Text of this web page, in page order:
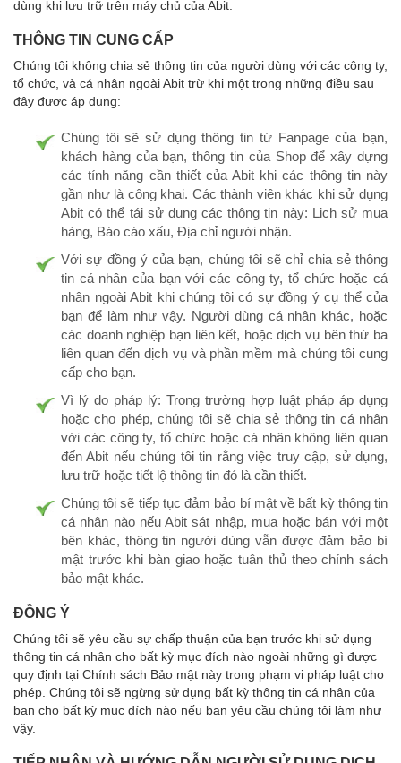
dùng khi lưu trữ trên máy chủ của Abit.
THÔNG TIN CUNG CẤP
Chúng tôi không chia sẻ thông tin của người dùng với các công ty,
tổ chức, và cá nhân ngoài Abit trừ khi một trong những điều sau
đây được áp dụng:
Chúng tôi sẽ sử dụng thông tin từ Fanpage của bạn,
khách hàng của bạn, thông tin của Shop để xây dựng
các tính năng cần thiết của Abit khi các thông tin này
gần như là công khai. Các thành viên khác khi sử dụng
Abit có thể tái sử dụng các thông tin này: Lịch sử mua
hàng, Báo cáo xấu, Địa chỉ người nhận.
Với sự đồng ý của bạn, chúng tôi sẽ chỉ chia sẻ thông
tin cá nhân của bạn với các công ty, tổ chức hoặc cá
nhân ngoài Abit khi chúng tôi có sự đồng ý cụ thể của
bạn để làm như vậy. Người dùng cá nhân khác, hoặc
các doanh nghiệp bạn liên kết, hoặc dịch vụ bên thứ ba
liên quan đến dịch vụ và phần mềm mà chúng tôi cung
cấp cho bạn.
Vì lý do pháp lý: Trong trường hợp luật pháp áp dụng
hoặc cho phép, chúng tôi sẽ chia sẻ thông tin cá nhân
với các công ty, tổ chức hoặc cá nhân không liên quan
đến Abit nếu chúng tôi tin rằng việc truy cập, sử dụng,
lưu trữ hoặc tiết lộ thông tin đó là cần thiết.
Chúng tôi sẽ tiếp tục đảm bảo bí mật về bất kỳ thông tin
cá nhân nào nếu Abit sát nhập, mua hoặc bán với một
bên khác, thông tin người dùng vẫn được đảm bảo bí
mật trước khi bàn giao hoặc tuân thủ theo chính sách
bảo mật khác.
ĐỒNG Ý
Chúng tôi sẽ yêu cầu sự chấp thuận của bạn trước khi sử dụng
thông tin cá nhân cho bất kỳ mục đích nào ngoài những gì được
quy định tại Chính sách Bảo mật này trong phạm vi pháp luật cho
phép. Chúng tôi sẽ ngừng sử dụng bất kỳ thông tin cá nhân của
bạn cho bất kỳ mục đích nào nếu bạn yêu cầu chúng tôi làm như
vậy.